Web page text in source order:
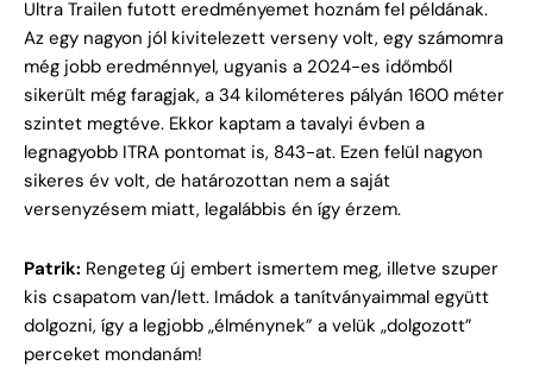
Ultra Trailen futott eredményemet hoznám fel példának.
Az egy nagyon jól kivitelezett verseny volt, egy számomra
még jobb eredménnyel, ugyanis a 2024-es időmből
sikerült még faragjak, a 34 kilométeres pályán 1600 méter
szintet megtéve. Ekkor kaptam a tavalyi évben a
legnagyobb ITRA pontomat is, 843-at. Ezen felül nagyon
sikeres év volt, de határozottan nem a saját
versenyzésem miatt, legalábbis én így érzem.
Patrik: Rengeteg új embert ismertem meg, illetve szuper
kis csapatom van/lett. Imádok a tanítványaimmal együtt
dolgozni, így a legjobb „élménynek” a velük „dolgozott”
perceket mondanám!